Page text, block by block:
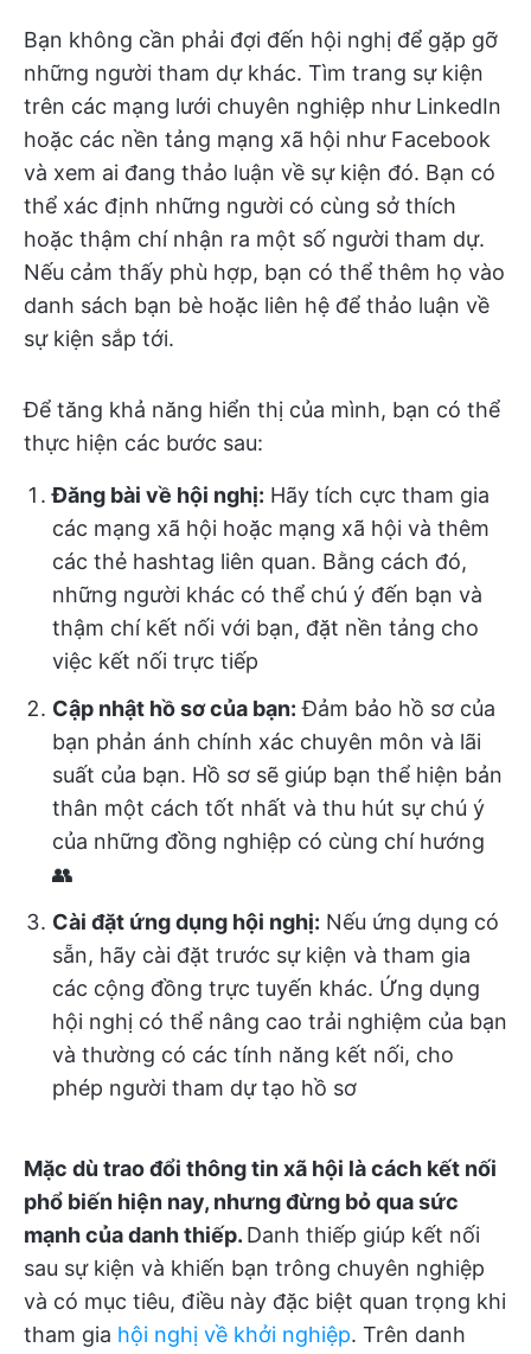
Bạn không cần phải đợi đến hội nghị để gặp gỡ
những người tham dự khác. Tìm trang sự kiện
trên các mạng lưới chuyên nghiệp như LinkedIn
hoặc các nền tảng mạng xã hội như Facebook
và xem ai đang thảo luận về sự kiện đó. Bạn có
thể xác định những người có cùng sở thích
hoặc thậm chí nhận ra một số người tham dự.
Nếu cảm thấy phù hợp, bạn có thể thêm họ vào
danh sách bạn bè hoặc liên hệ để thảo luận về
sự kiện sắp tới.
Để tăng khả năng hiển thị của mình, bạn có thể
thực hiện các bước sau:
Đăng bài về hội nghị: Hãy tích cực tham gia
các mạng xã hội hoặc mạng xã hội và thêm
các thẻ hashtag liên quan. Bằng cách đó,
những người khác có thể chú ý đến bạn và
thậm chí kết nối với bạn, đặt nền tảng cho
việc kết nối trực tiếp
Cập nhật hồ sơ của bạn: Đảm bảo hồ sơ của
bạn phản ánh chính xác chuyên môn và lãi
suất của bạn. Hồ sơ sẽ giúp bạn thể hiện bản
thân một cách tốt nhất và thu hút sự chú ý
của những đồng nghiệp có cùng chí hướng
👥
Cài đặt ứng dụng hội nghị: Nếu ứng dụng có
sẵn, hãy cài đặt trước sự kiện và tham gia
các cộng đồng trực tuyến khác. Ứng dụng
hội nghị có thể nâng cao trải nghiệm của bạn
và thường có các tính năng kết nối, cho
phép người tham dự tạo hồ sơ
Mặc dù trao đổi thông tin xã hội là cách kết nối
phổ biến hiện nay, nhưng đừng bỏ qua sức
mạnh của danh thiếp. Danh thiếp giúp kết nối
sau sự kiện và khiến bạn trông chuyên nghiệp
và có mục tiêu, điều này đặc biệt quan trọng khi
tham gia hội nghị về khởi nghiệp. Trên danh